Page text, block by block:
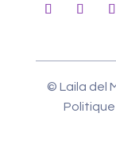
© Laila del